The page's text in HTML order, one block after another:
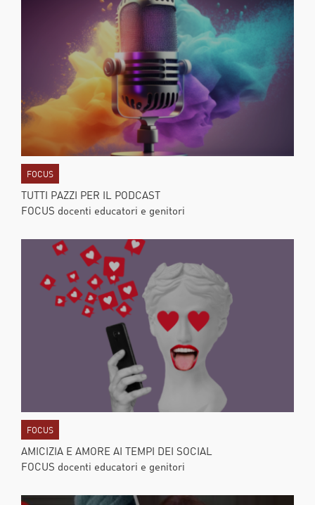
FOCUS
TUTTI PAZZI PER IL PODCAST
FOCUS docenti educatori e genitori
FOCUS
AMICIZIA E AMORE AI TEMPI DEI SOCIAL
FOCUS docenti educatori e genitori